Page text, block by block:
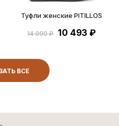
Туфли женские PITILLOS
14 990 ₽ 10 493 ₽
ВСЕ